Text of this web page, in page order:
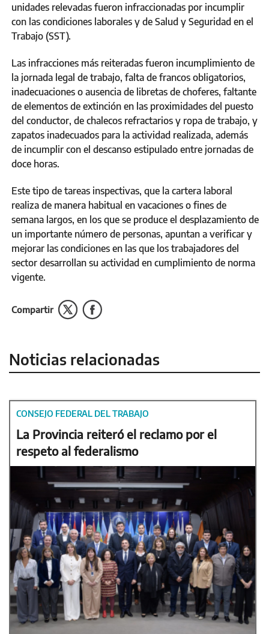
unidades relevadas fueron infraccionadas por incumplir
con las condiciones laborales y de Salud y Seguridad en el
Trabajo (SST).
Las infracciones más reiteradas fueron incumplimiento de
la jornada legal de trabajo, falta de francos obligatorios,
inadecuaciones o ausencia de libretas de choferes, faltante
de elementos de extinción en las proximidades del puesto
del conductor, de chalecos refractarios y ropa de trabajo, y
zapatos inadecuados para la actividad realizada, además
de incumplir con el descanso estipulado entre jornadas de
doce horas.
Este tipo de tareas inspectivas, que la cartera laboral
realiza de manera habitual en vacaciones o fines de
semana largos, en los que se produce el desplazamiento de
un importante número de personas, apuntan a verificar y
mejorar las condiciones en las que los trabajadores del
sector desarrollan su actividad en cumplimiento de norma
vigente.
Compartir
Noticias relacionadas
CONSEJO FEDERAL DEL TRABAJO
La Provincia reiteró el reclamo por el
respeto al federalismo